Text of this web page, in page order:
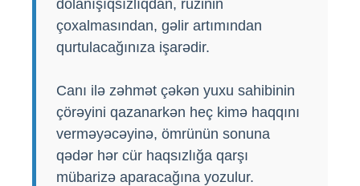
dolanışıqsızlıqdan, ruzinin
çoxalmasından, gəlir artımından
qurtulacağınıza işarədir.
Canı ilə zəhmət çəkən yuxu sahibinin
çörəyini qazanarkən heç kimə haqqını
verməyəcəyinə, ömrünün sonuna
qədər hər cür haqsızlığa qarşı
mübarizə aparacağına yozulur.